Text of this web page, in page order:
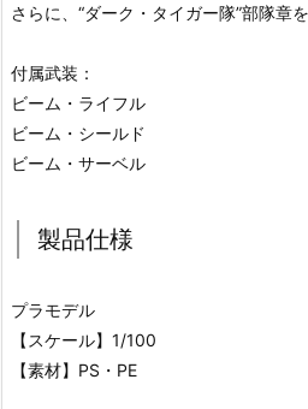
さらに、“ダーク・タイガー隊”部隊章
付属武装：
ビーム・ライフル
ビーム・シールド
ビーム・サーベル
製品仕様
プラモデル
【スケール】1/100
【素材】PS・PE